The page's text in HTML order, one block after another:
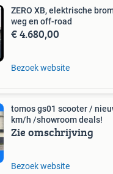
ZERO XB, elektrische
weg en off-road
€ 4.680,00
Bezoek website
tomos gs01 scooter /
km/h /showroom deals!
Zie omschrijving
Bezoek website